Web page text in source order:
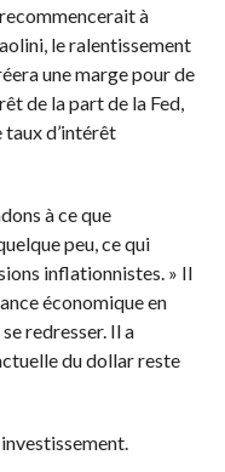
à
le ralentissement
une marge pour de
de la part de la Fed,
taux d’intérêt
à ce que
peu, ce qui
inflationnistes. » Il
économique en
redresser. Il a
du dollar reste